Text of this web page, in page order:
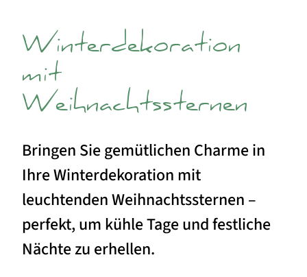
Winterdekoration
mit
Weihnachtssternen
Bringen Sie gemütlichen Charme in
Ihre Winterdekoration mit
leuchtenden Weihnachtssternen –
perfekt, um kühle Tage und festliche
Nächte zu erhellen.